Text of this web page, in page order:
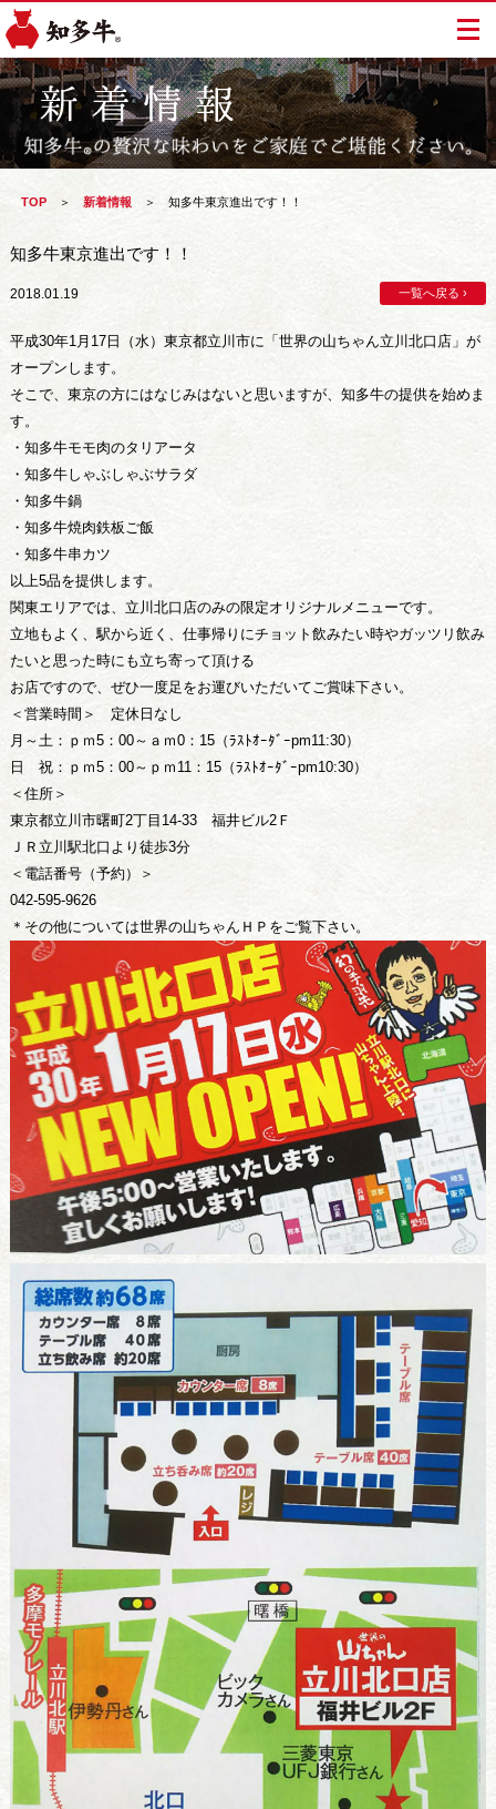
TOP＞ 新着情報＞ 知多牛東京進出です！！
知多牛東京進出です！！
2018.01.19 一覧へ戻る ›
平成30年1月17日（水）東京都立川市に「世界の山ちゃん立川北口店」が
オープンします。
そこで、東京の方にはなじみはないと思いますが、知多牛の提供を始めま
す。
・知多牛モモ肉のタリアータ
・知多牛しゃぶしゃぶサラダ
・知多牛鍋
・知多牛焼肉鉄板ご飯
・知多牛串カツ
以上5品を提供します。
関東エリアでは、立川北口店のみの限定オリジナルメニューです。
立地もよく、駅から近く、仕事帰りにチョット飲みたい時やガッツリ飲み
たいと思った時にも立ち寄って頂ける
お店ですので、ぜひ一度足をお運びいただいてご賞味下さい。
＜営業時間＞ 定休日なし
月～土：ｐｍ5：00～ａｍ0：15（ﾗｽﾄｵｰﾀﾞｰpm11:30）
日 祝：ｐｍ5：00～ｐｍ11：15（ﾗｽﾄｵｰﾀﾞｰpm10:30）
＜住所＞
東京都立川市曙町2丁目14-33 福井ビル2Ｆ
ＪＲ立川駅北口より徒歩3分
＜電話番号（予約）＞
042-595-9626
＊その他については世界の山ちゃんＨＰをご覧下さい。